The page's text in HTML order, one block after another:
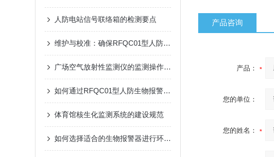
人防电站信号联络箱的检测要点
维护与校准：确保RFQC01型人防生物报警器长期有效
广场空气放射性监测仪的监测操作方法
如何通过RFQC01型人防生物报警器提高应急防护能力？
体育馆核生化监测系统的建设规范
如何选择适合的生物报警器进行环境监测？
产品咨询
产品：
您的单位：
您的姓名：